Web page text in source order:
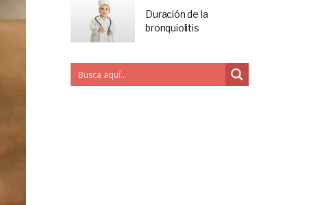
Duración de la
bronquiolitis